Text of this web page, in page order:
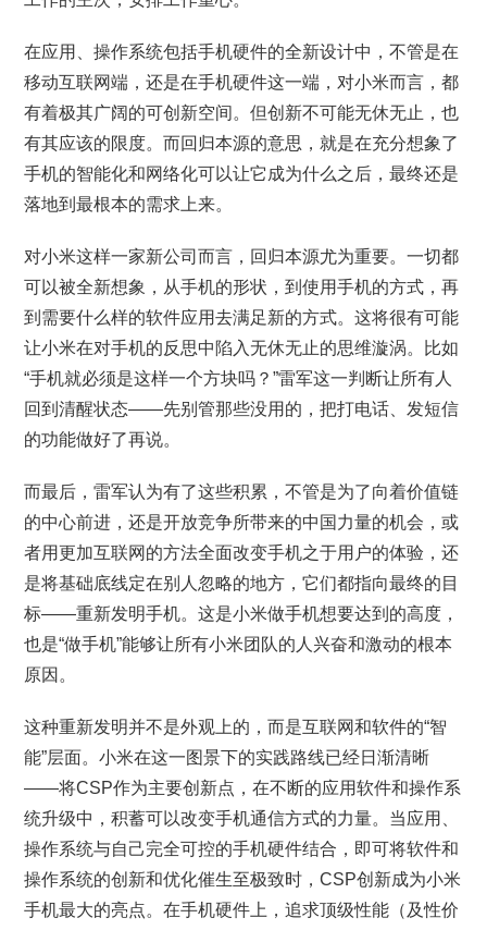
在应用、操作系统包括手机硬件的全新设计中，不管是在
移动互联网端，还是在手机硬件这一端，对小米而言，都
有着极其广阔的可创新空间。但创新不可能无休无止，也
有其应该的限度。而回归本源的意思，就是在充分想象了
手机的智能化和网络化可以让它成为什么之后，最终还是
落地到最根本的需求上来。
对小米这样一家新公司而言，回归本源尤为重要。一切都
可以被全新想象，从手机的形状，到使用手机的方式，再
到需要什么样的软件应用去满足新的方式。这将很有可能
让小米在对手机的反思中陷入无休无止的思维漩涡。比如
“手机就必须是这样一个方块吗？”雷军这一判断让所有人
回到清醒状态——先别管那些没用的，把打电话、发短信
的功能做好了再说。
而最后，雷军认为有了这些积累，不管是为了向着价值链
的中心前进，还是开放竞争所带来的中国力量的机会，或
者用更加互联网的方法全面改变手机之于用户的体验，还
是将基础底线定在别人忽略的地方，它们都指向最终的目
标——重新发明手机。这是小米做手机想要达到的高度，
也是“做手机”能够让所有小米团队的人兴奋和激动的根本
原因。
这种重新发明并不是外观上的，而是互联网和软件的“智
能”层面。小米在这一图景下的实践路线已经日渐清晰
——将CSP作为主要创新点，在不断的应用软件和操作系
统升级中，积蓄可以改变手机通信方式的力量。当应用、
操作系统与自己完全可控的手机硬件结合，即可将软件和
操作系统的创新和优化催生至极致时，CSP创新成为小米
手机最大的亮点。在手机硬件上，追求顶级性能（及性价